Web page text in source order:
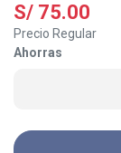
S/ 75.00
Precio Regular
Ahorras